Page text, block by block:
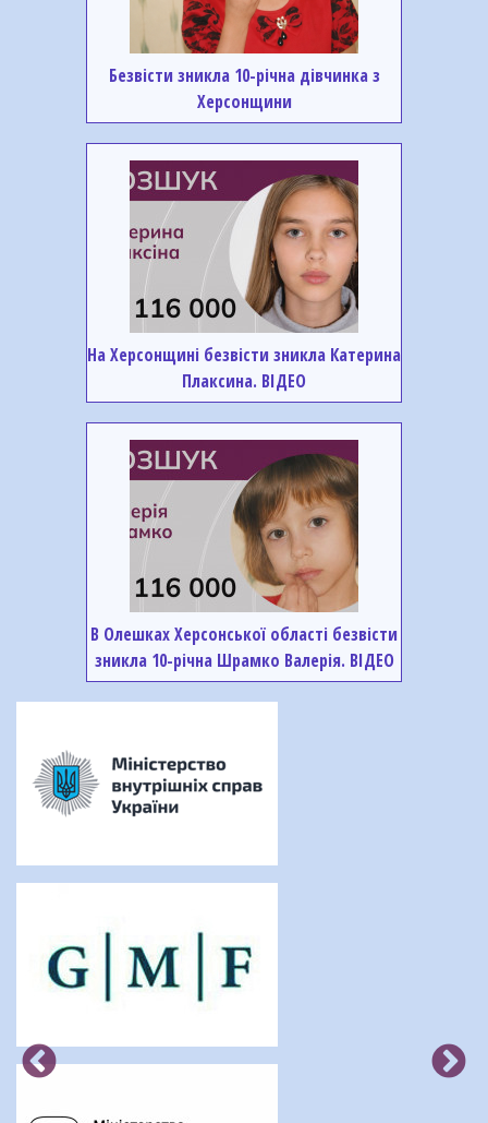
Безвісти зникла 10-річна дівчинка з
Херсонщини
На Херсонщині безвісти зникла Катерина
Плаксина. ВІДЕО
В Олешках Херсонської області безвісти
зникла 10-річна Шрамко Валерія. ВІДЕО